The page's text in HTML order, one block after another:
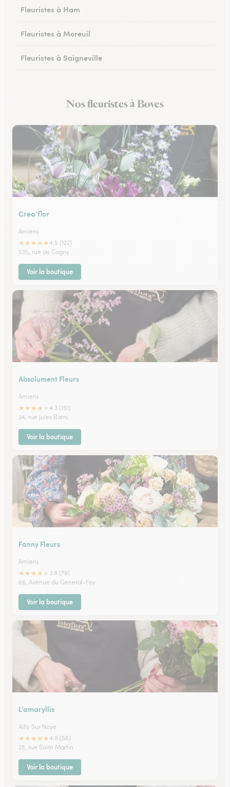
Fleuristes à Ham
Fleuristes à Moreuil
Fleuristes à Saigneville
Fleuristes à CorbieNos fleuristes à Boves
Crea’flor
Amiens
★★★★★4.5 (122)
535, rue de Cagny
Voir la boutique
Absolument Fleurs
Amiens
★★★★
4.3 (151)
34, rue Jules Barni
Voir la boutique
Fanny Fleurs
Amiens
★★★★
3.8 (79)
66, Avenue du General-Foy
Voir la boutique
L’amaryllis
Ailly Sur Noye
★★★★★4.8 (56)
28, rue Saint Martin
Voir la boutique